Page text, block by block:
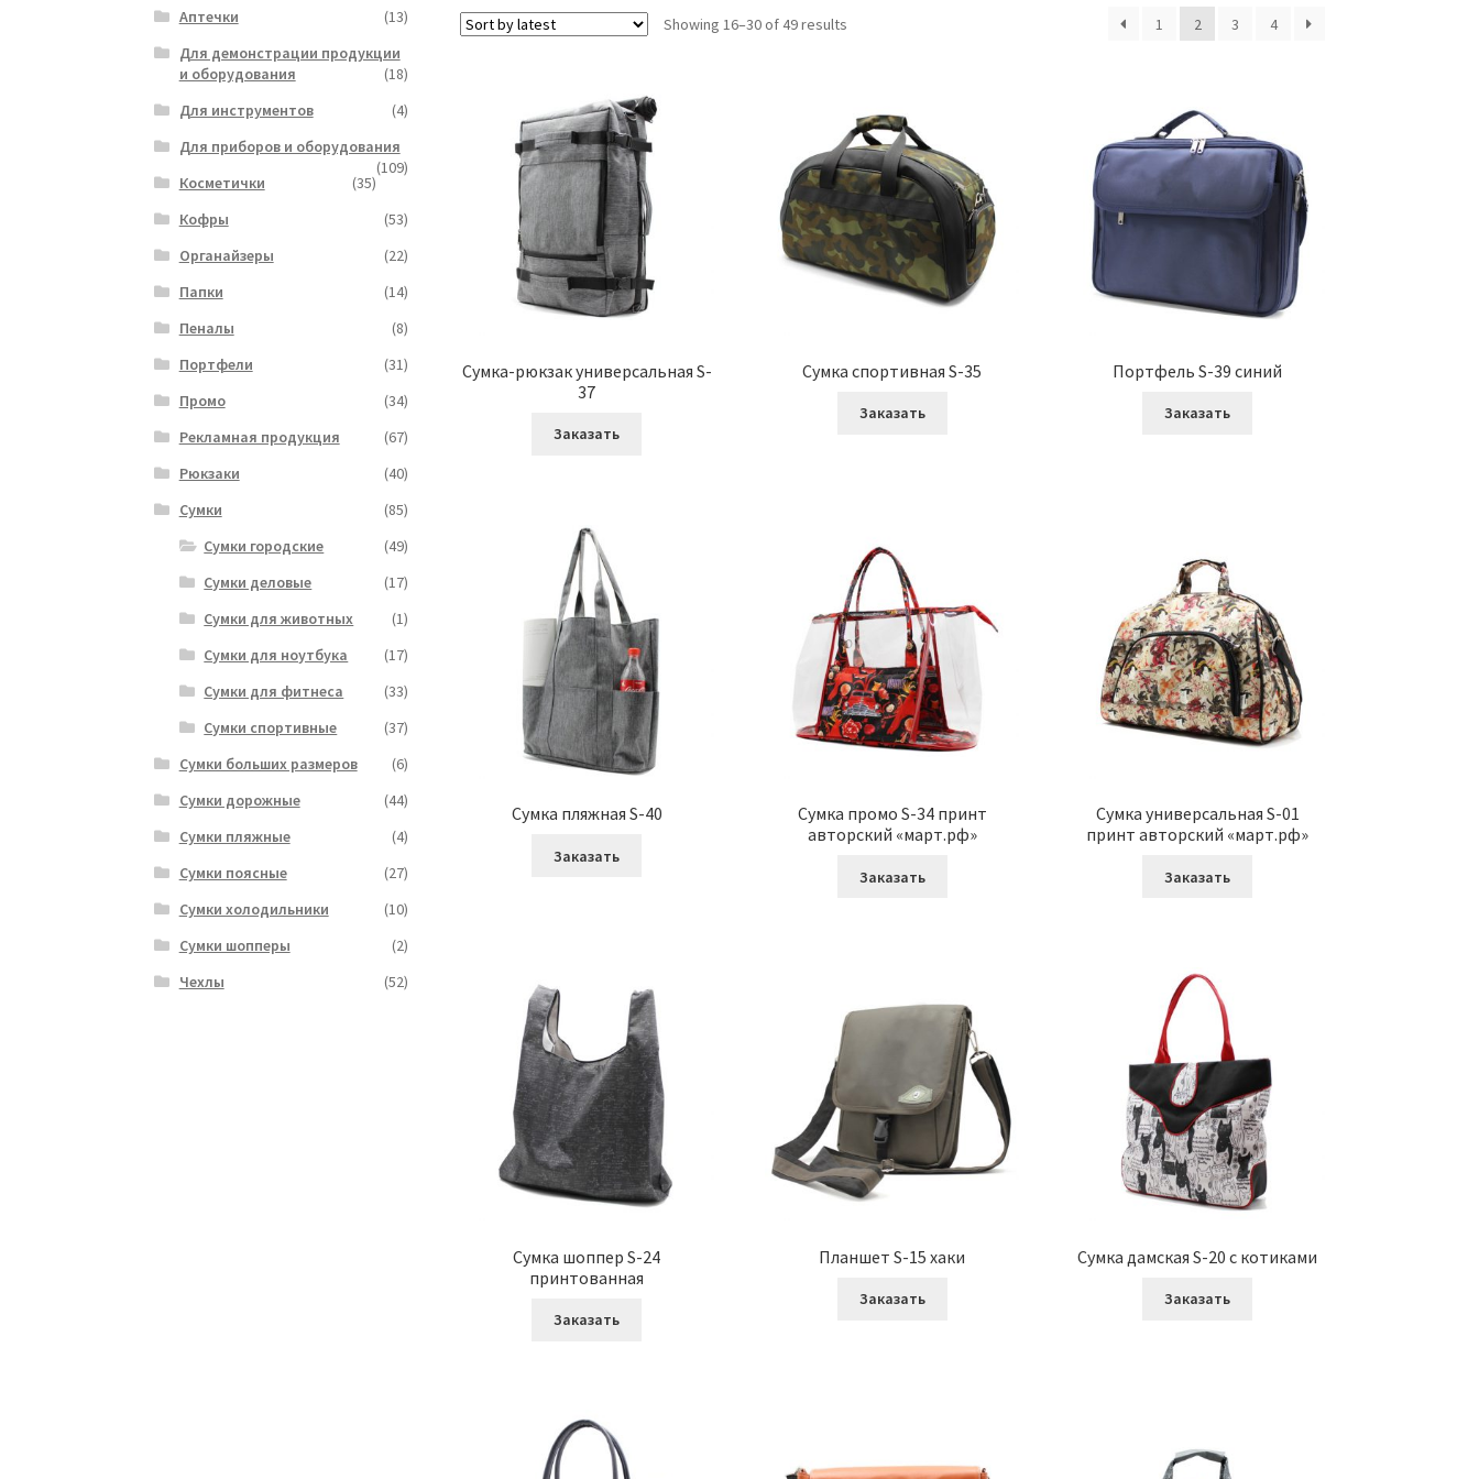
Showing 16–30 of 49 results 1 2 3 4
Сумка-рюкзак универсальная S-
37
Заказать
Сумка спортивная S-35
Заказать
Портфель S-39 синий
Заказать
Сумка пляжная S-40
Заказать
Сумка промо S-34 принт
авторский «март.рф»
Заказать
Сумка универсальная S-01
принт авторский «март.рф»
Заказать
Сумка шоппер S-24
принтованная
Заказать
Планшет S-15 хаки
Заказать
Сумка дамская S-20 с котиками
Заказать
Аптечки
(13)
Для демонстрации продукции
и оборудования
(18)
Для инструментов
(4)
Для приборов и оборудования
(109)
Косметички
(35)
Кофры
(53)
Органайзеры
(22)
Папки
(14)
Пеналы
(8)
Портфели
(31)
Промо
(34)
Рекламная продукция
(67)
Рюкзаки
(40)
Сумки
(85)
Сумки городские
(49)
Сумки деловые
(17)
Сумки для животных
(1)
Сумки для ноутбука
(17)
Сумки для фитнеса
(33)
Сумки спортивные
(37)
Сумки больших размеров
(6)
Сумки дорожные
(44)
Сумки пляжные
(4)
Сумки поясные
(27)
Сумки холодильники
(10)
Сумки шопперы
(2)
Чехлы
(52)